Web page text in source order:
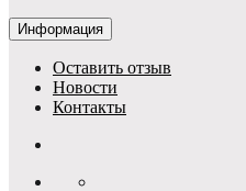
Информация
Оставить отзыв
Новости
Контакты